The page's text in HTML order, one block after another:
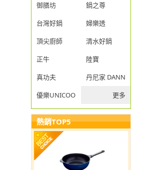
御膳坊
鍋之尊
台灣好鍋
婦樂透
頂尖廚師
清水好鍋
正牛
陸寶
真功夫
丹尼家 DANNY JIA
優樂UNICOOK
更多
熱銷TOP5